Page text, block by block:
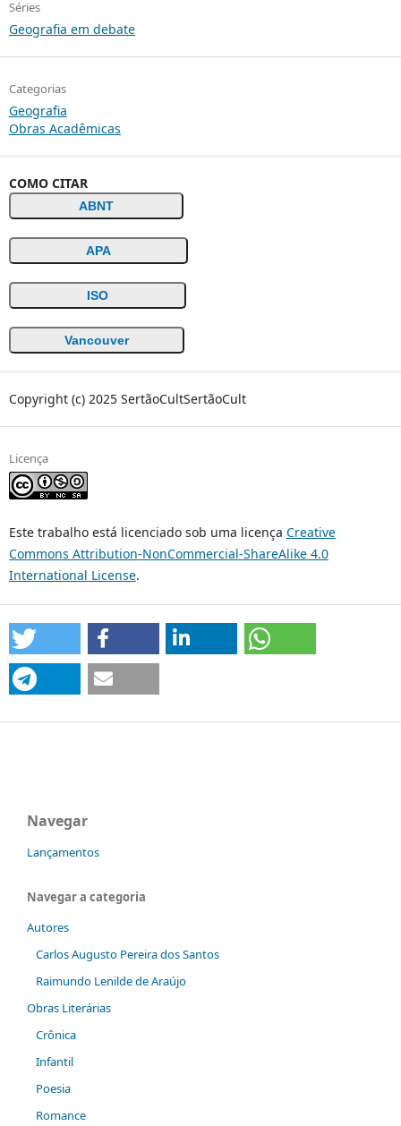
Séries
Geografia em debate
Categorias
Geografia
Obras Acadêmicas
COMO CITAR
ABNT
APA
ISO
Vancouver
Copyright (c) 2025 SertãoCultSertãoCult
Licença
Este trabalho está licenciado sob uma licença Creative
Commons Attribution-NonCommercial-ShareAlike 4.0
International License.
Navegar
Lançamentos
Navegar a categoria
Autores
Carlos Augusto Pereira dos Santos
Raimundo Lenilde de Araújo
Obras Literárias
Crônica
Infantil
Poesia
Romance